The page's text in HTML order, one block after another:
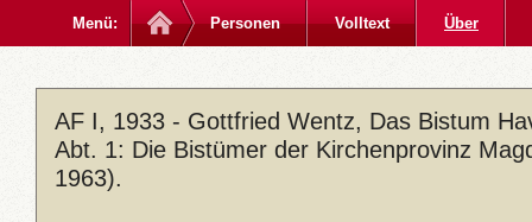
Menü: Personen Volltext Über
AF I, 1933 - Gottfried Wentz, Das Bistum
Abt. 1: Die Bistümer der Kirchenprovinz
1963).